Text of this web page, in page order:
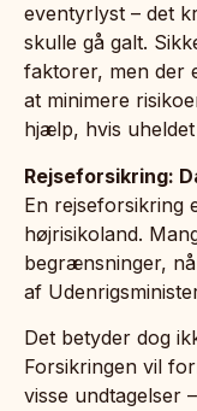
eventyrlyst – det
skulle gå galt.
faktorer, men der
at minimere
hjælp, hvis
Rejseforsikring:
En rejseforsikring
højrisikoland.
begrænsninger,
af
Det betyder dog
Forsikringen vil
visse undtagelser